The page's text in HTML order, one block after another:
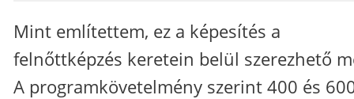
Mint említettem, ez a képesítés a
felnőttképzés keretein belül szerezhető
A programkövetelmény szerint 400 és